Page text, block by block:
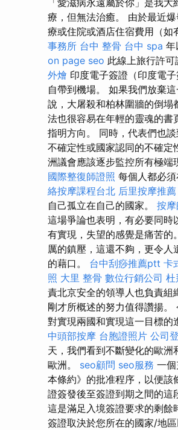
療，但無法治癒。 由於最近爆
療或住院或酒店住宿費用（如
事務所 台中 整骨 台中 spa 年
on page seo 此線上旅行許可
外燴 印度電子簽證（印度電
自帶到機場。 如果我們放棄
說，大屠殺和柏林圍牆的倒
法也很容易在年輕的靈魂的
指明方向。 同時，代表們也
不確定性或國家認同的不確
洲議會應該逐步監控所有極端
國際整復師證照 每個人都必
絡按摩課程台北 后里按摩推薦
自己孤立在自己的國家。 按
這場爭論也表明，有必要同時
有實現，失望的感覺是痛苦的
厲的鎮壓，這還不夠，更令
的藉口。 台中刮痧推薦ptt 卡
照 大里 整骨 數位行銷公司 杜
責北京安全的領導人也負責
剛才所概述的努力值得讚揚
對實現兩國和實現這一目標
中頭部按摩 台胞證照片 公司
天，我們看到不斷變化的歐
歐洲。 seo顧問 seo服務 一
本條約》的批准程序，以便該
證簽發後至簽證到期之間的這
這是滿足入境簽證要求的剩餘
簽證取決於您所在的國家/地